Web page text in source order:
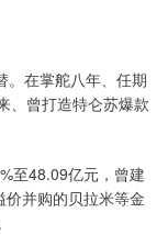
。在掌舵八年、任期
、曾打造特仑苏爆款
至48.09亿元，曾建
价并购的贝拉米等金